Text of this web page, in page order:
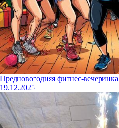
Предновогодняя фитнес-
19.12.2025